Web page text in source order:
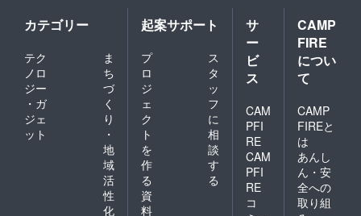
状態を
よくご
確認の
上、お
早めに
お召し
上がり
い。閉
カテゴリー
テク
ノロ
ジー
・ガ
ジェ
ット
ま
ち
づ
く
り
・
地
域
活
性
化
起案サポート
プ
ロ
ジ
ェ
ク
ト
を
作
る
ス
タ
ッ
フ
に
相
談
す
る
資
料
サ
ー
ビ
ス
CAM
PFI
RE
CAM
PFI
RE
コ
CAMP
FIRE
につい
て
CAMP
FIREと
は
あんし
ん・安
全への
取り組